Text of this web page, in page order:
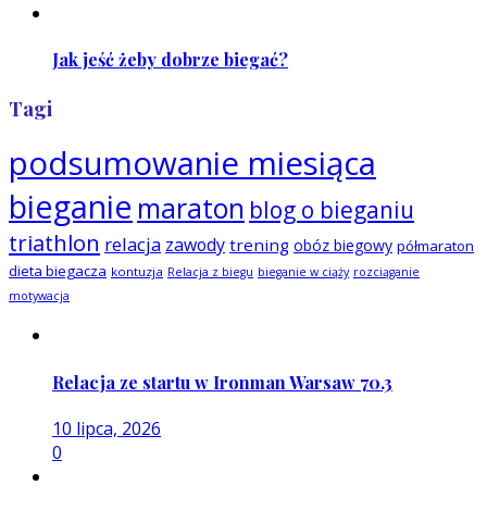
Jak jeść żeby dobrze biegać?
Tagi
podsumowanie miesiąca
bieganie maraton blog o bieganiu
triathlon relacja zawody trening obóz biegowy półmaraton
dieta biegacza kontuzja Relacja z biegu bieganie w ciąży rozciąganie
motywacja
Relacja ze startu w Ironman Warsaw 70.3
10 lipca, 2026
0